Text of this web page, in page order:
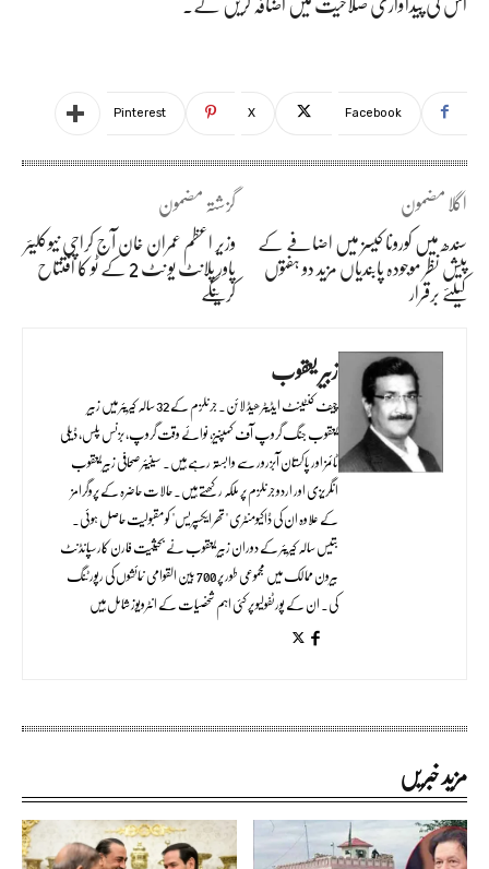
Facebook
X
Pinterest
گزشتہ مضمون
وزیر اعظم عمران خان آج کراچی نیوکلیئر
پاور پلانٹ یو نٹ 2 کے ٹو کا افتتاح
کرینگے
اگلا مضمون
سندھ میں کورونا کیسز میں اضافے کے
پیش نظر موجودہ پابندیاں مزید دو ہفتوں
کیلئے برقرار
زبیر یعقوب
چیف کنٹینٹ ایڈیٹر ھیڈ لائن۔ جرنلزم کے 32 سالہ کیریئر میں زبیر
یعقوب جنگ گروپ آف کمپنیز، نوائے وقت گروپ، بزنس پلس، ڈیلی
ٹائمز اور پاکستان آبزرور سے وابستہ رہے ہیں۔ سینیئر صحافی زبیر یعقوب
انگریزی اور اردو جرنلزم پر ملکہ رکھتے ہیں۔ حالات حاضرہ کے پروگرامز
کے علاوہ ان کی ڈاکیومنٹری "تھر ایکسپریس" کو مقبولیت حاصل ہوئی۔
بتیس سالہ کیریئر کے دوران زبیر یعقوب نے بحیثیت فارن کارسپانڈنٹ
بیرون ممالک میں مجموعی طور پر 700 بین القوامی نمائشوں کی رپورٹنگ
کی۔ ان کے پورٹفولیو پر کئی اہم شخصیات کے انٹرویوز شامل ہیں
مزید خبریں